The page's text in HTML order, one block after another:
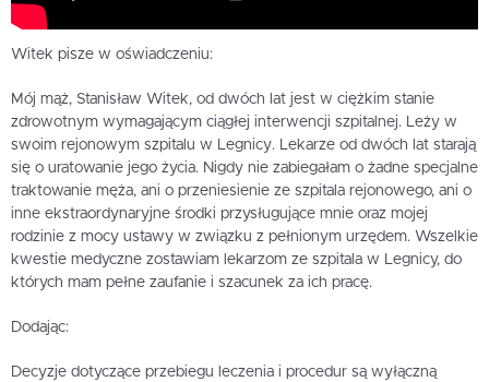
Witek pisze w oświadczeniu:
Mój mąż, Stanisław Witek, od dwóch lat jest w ciężkim stanie
zdrowotnym wymagającym ciągłej interwencji szpitalnej. Leży w
swoim rejonowym szpitalu w Legnicy. Lekarze od dwóch lat starają
się o uratowanie jego życia. Nigdy nie zabiegałam o żadne specjalne
traktowanie męża, ani o przeniesienie ze szpitala rejonowego, ani o
inne ekstraordynaryjne środki przysługujące mnie oraz mojej
rodzinie z mocy ustawy w związku z pełnionym urzędem. Wszelkie
kwestie medyczne zostawiam lekarzom ze szpitala w Legnicy, do
których mam pełne zaufanie i szacunek za ich pracę.
Dodając:
Decyzje dotyczące przebiegu leczenia i procedur są wyłączną